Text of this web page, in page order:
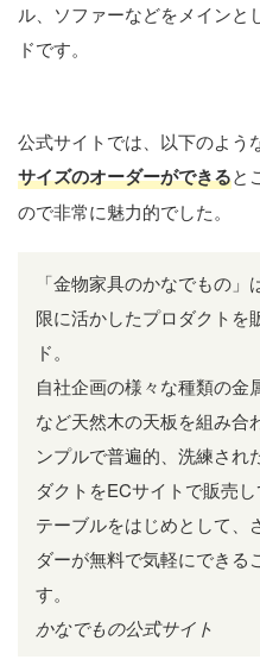
ル、ソファーなどをメインと
ドです。
公式サイトでは、以下のよう
サイズのオーダーができると
ので非常に魅力的でした。
「金物家具のかなでもの
限に活かしたプロダクトを
ド。
自社企画の様々な種類の金
など天然木の天板を組み合
ンプルで普遍的、洗練され
ダクトをECサイトで販売し
テーブルをはじめとして、
ダーが無料で気軽にできる
す。
かなでもの公式サイト